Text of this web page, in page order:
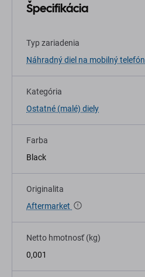
Špecifikácia
Typ zariadenia
Náhradný diel na mobilný telefón
Kategória
Ostatné (malé) diely
Farba
Black
Originalita
Aftermarket
Netto hmotnosť (kg)
0,001